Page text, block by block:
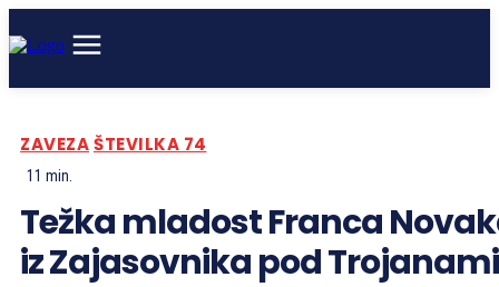
ZAVEZAŠTEVILKA 74
11 min.
Težka mladost Franca
iz Zajasovnika pod Trojanami